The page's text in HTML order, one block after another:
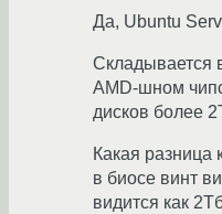
Да, Ubuntu
Складывается
AMD-шном
дисков более
Какая разница
в биосе винт
видится как